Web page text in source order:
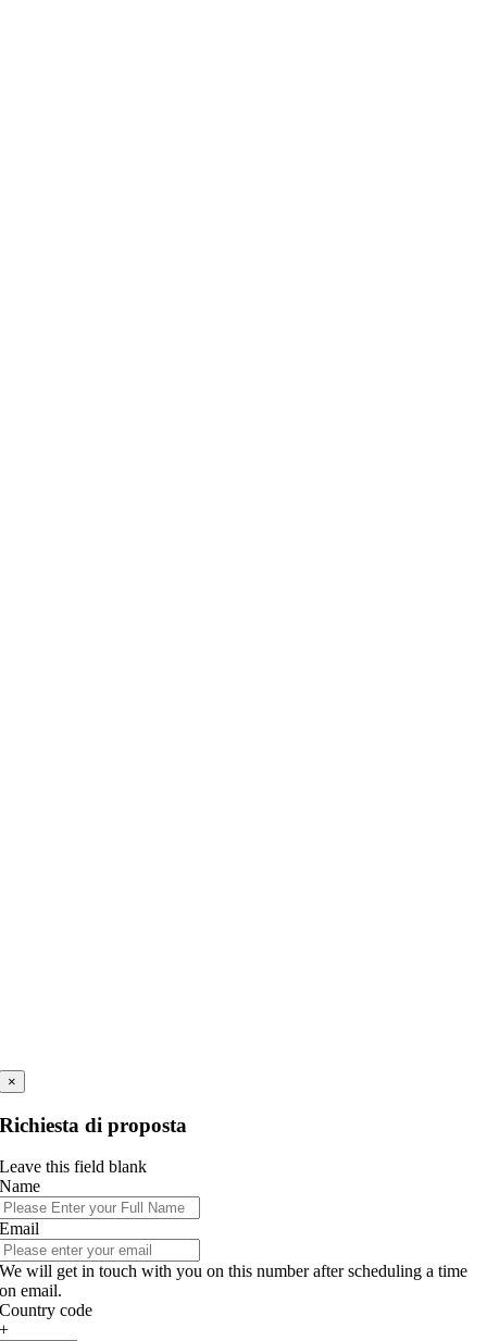
×
Richiesta di proposta
Leave this field blank
Name
Email
We will get in touch with you on this number after scheduling a time
on email.
Country code
+